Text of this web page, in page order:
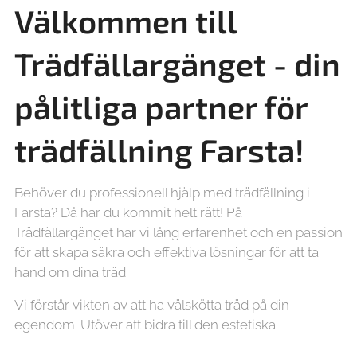
Välkommen till
Trädfällargänget - din
pålitliga partner för
trädfällning Farsta!
Behöver du professionell hjälp med trädfällning i
Farsta? Då har du kommit helt rätt! På
Trädfällargänget har vi lång erfarenhet och en passion
för att skapa säkra och effektiva lösningar för att ta
hand om dina träd.
Vi förstår vikten av att ha välskötta träd på din
egendom. Utöver att bidra till den estetiska